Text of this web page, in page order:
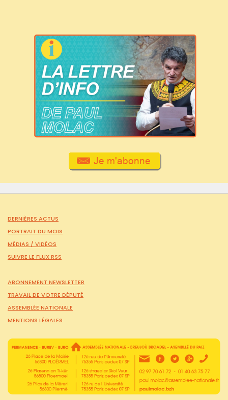
DERNIÈRES ACTUS
PORTRAIT DU MOIS
MÉDIAS / VIDÉOS
SUIVRE LE FLUX RSS
ABONNEMENT NEWSLETTER
TRAVAIL DE VOTRE DÉPUTÉ
ASSEMBLÉE NATIONALE
MENTIONS LÉGALES